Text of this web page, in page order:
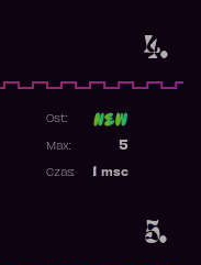
4.
5.
Ost:
5
Max:
msc
Czas: